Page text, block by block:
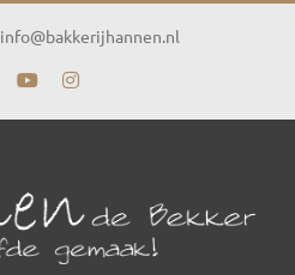
info@bakkerijhannen.nl
FacebookYouTubeInstagram